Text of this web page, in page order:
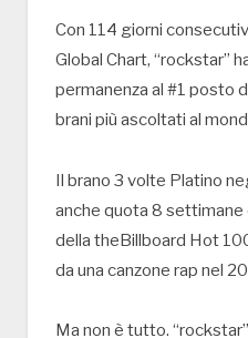
Con 114 giorni
Global Chart, “rockstar”
permanenza al #1 posto
brani più ascoltati al
Il brano 3 volte Platino
anche quota 8
della theBillboard Hot
da una canzone rap nel
Ma non è tutto.